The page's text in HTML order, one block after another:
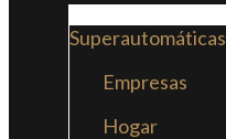
Superautomáticas
Empresas
Hogar